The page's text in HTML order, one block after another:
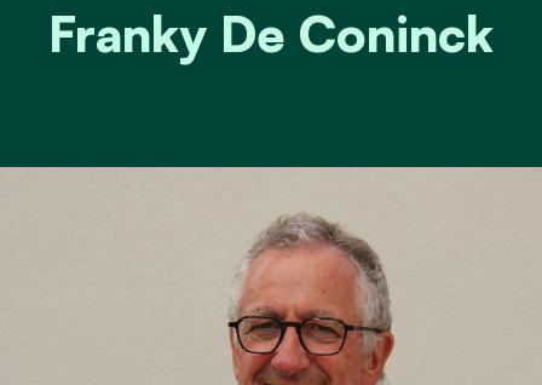
Franky De Coninck